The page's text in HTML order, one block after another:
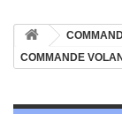
COMMANDE